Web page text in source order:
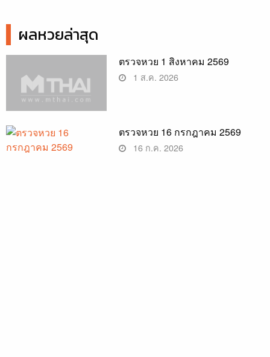
ผลหวยล่าสุด
ตรวจหวย 1 สิงหาคม 2569
1 ส.ค. 2026
ตรวจหวย 16 กรกฎาคม 2569
16 ก.ค. 2026